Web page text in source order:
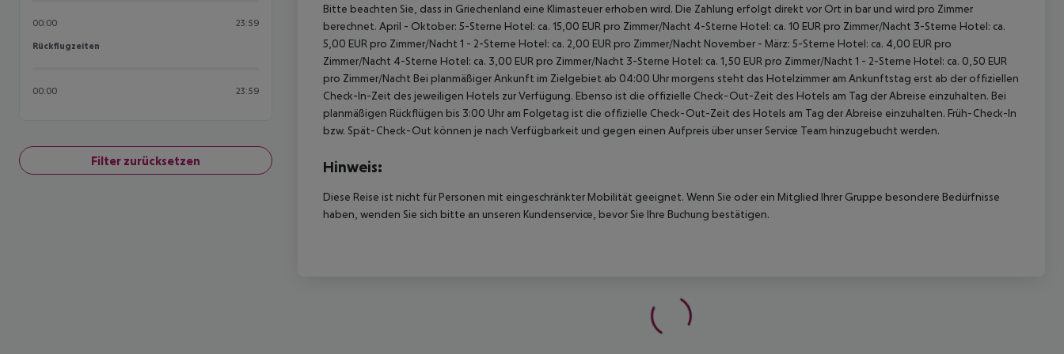
00:00 23:59
Rückflugzeiten
Rückflugzeiten
00:00 23:59
Filter zurücksetzen
Bitte beachten Sie, dass in Griechenland eine Klimasteuer erhoben wird. Die Zahlung erfolgt direkt vor Ort in bar und wird pro Zimmer
berechnet. April - Oktober: 5-Sterne Hotel: ca. 15,00 EUR pro Zimmer/Nacht 4-Sterne Hotel: ca. 10 EUR pro Zimmer/Nacht 3-Sterne Hotel: ca.
5,00 EUR pro Zimmer/Nacht 1 - 2-Sterne Hotel: ca. 2,00 EUR pro Zimmer/Nacht November - März: 5-Sterne Hotel: ca. 4,00 EUR pro
Zimmer/Nacht 4-Sterne Hotel: ca. 3,00 EUR pro Zimmer/Nacht 3-Sterne Hotel: ca. 1,50 EUR pro Zimmer/Nacht 1 - 2-Sterne Hotel: ca. 0,50 EUR
pro Zimmer/Nacht Bei planmäßiger Ankunft im Zielgebiet ab 04:00 Uhr morgens steht das Hotelzimmer am Ankunftstag erst ab der offiziellen
Check-In-Zeit des jeweiligen Hotels zur Verfügung. Ebenso ist die offizielle Check-Out-Zeit des Hotels am Tag der Abreise einzuhalten. Bei
planmäßigen Rückflügen bis 3:00 Uhr am Folgetag ist die offizielle Check-Out-Zeit des Hotels am Tag der Abreise einzuhalten. Früh-Check-In
bzw. Spät-Check-Out können je nach Verfügbarkeit und gegen einen Aufpreis über unser Service Team hinzugebucht werden.
Hinweis:
Diese Reise ist nicht für Personen mit eingeschränkter Mobilität geeignet. Wenn Sie oder ein Mitglied Ihrer Gruppe besondere Bedürfnisse
haben, wenden Sie sich bitte an unseren Kundenservice, bevor Sie Ihre Buchung bestätigen.